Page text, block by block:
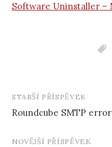
Software Uninstaller –
Navigace
STARŠÍ PŘÍSPĚVEK
Roundcube SMTP error
NOVĚJŠÍ PŘÍSPĚVEK